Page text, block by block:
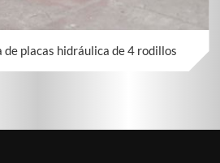
placas hidráulica de 4 rodillos